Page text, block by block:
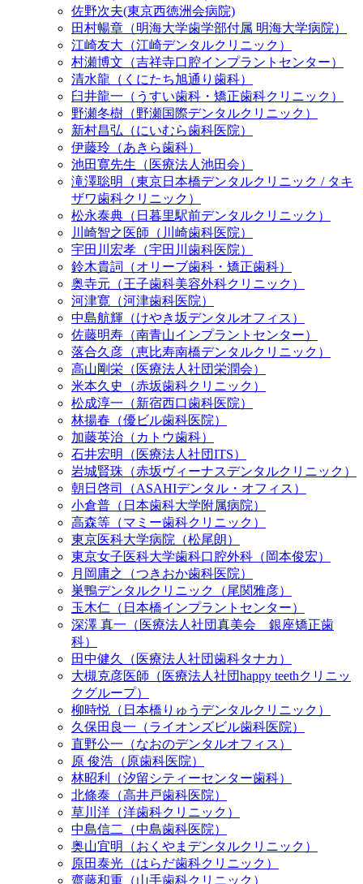
佐野次夫(東京西徳洲会病院)
田村暢章（明海大学歯学部付属 明海大学病院）
江崎友大（江崎デンタルクリニック）
村瀬博文（吉祥寺口腔インプラントセンター）
清水龍（くにたち旭通り歯科）
臼井龍一（うすい歯科・矯正歯科クリニック）
野瀬冬樹（野瀬国際デンタルクリニック）
新村昌弘（にいむら歯科医院）
伊藤玲（あきら歯科）
池田寛先生（医療法人池田会）
滝澤聡明（東京日本橋デンタルクリニック / タキ
ザワ歯科クリニック）
松永泰典（日暮里駅前デンタルクリニック）
川崎智之医師（川崎歯科医院）
宇田川宏孝（宇田川歯科医院）
鈴木貴詞（オリーブ歯科・矯正歯科）
奥寺元（王子歯科美容外科クリニック）
河津寛（河津歯科医院）
中島航輝（けやき坂デンタルオフィス）
佐藤明寿（南青山インプラントセンター）
落合久彦（恵比寿南橋デンタルクリニック）
高山剛栄（医療法人社団栄潤会）
米本久史（赤坂歯科クリニック）
松成淳一（新宿西口歯科医院）
林揚春（優ビル歯科医院）
加藤英治（カトウ歯科）
石井宏明（医療法人社団ITS）
岩城賢珠（赤坂ヴィーナスデンタルクリニック）
朝日啓司（ASAHIデンタル・オフィス）
小倉普（日本歯科大学附属病院）
高森等（マミー歯科クリニック）
東京医科大学病院（松尾朗）
東京女子医科大学歯科口腔外科（岡本俊宏）
月岡庸之（つきおか歯科医院）
巣鴨デンタルクリニック（尾関雅彦）
玉木仁（日本橋インプラントセンター）
深澤 真一（医療法人社団真美会 銀座矯正歯
科）
田中健久（医療法人社団歯科タナカ）
大槻克彦医師（医療法人社団happy teethクリニッ
クグループ）
柳時悦（日本橋りゅうデンタルクリニック）
久保田良一（ライオンズビル歯科医院）
直野公一（なおのデンタルオフィス）
原 俊浩（原歯科医院）
林昭利（汐留シティーセンター歯科）
北條泰（高井戸歯科医院）
草川洋（洋歯科クリニック）
中島信二（中島歯科医院）
奥山宜明（おくやまデンタルクリニック）
原田泰光（はらだ歯科クリニック）
齋藤和重（山手歯科クリニック）